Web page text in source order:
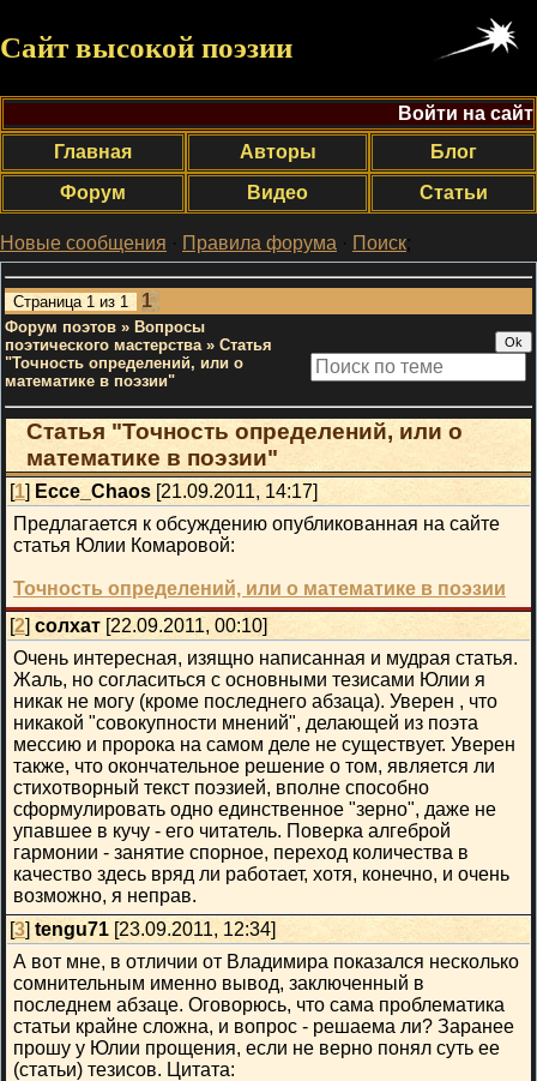
Сайт высокой поэзии
Войти на сайт
Главная
Авторы
Блог
Форум
Видео Статьи
Новые сообщения · Правила форума · Поиск;
Страница 1 из 1 1
Форум поэтов » Вопросы
поэтического мастерства » Статья
"Точность определений, или о
математике в поэзии"
Статья "Точность определений, или о
математике в поэзии"
[1] Ecce_Chaos [21.09.2011, 14:17]
Предлагается к обсуждению опубликованная на сайте
статья Юлии Комаровой:
Точность определений, или о математике в поэзии
[2] солхат [22.09.2011, 00:10]
Очень интересная, изящно написанная и мудрая статья.
Жаль, но согласиться с основными тезисами Юлии я
никак не могу (кроме последнего абзаца). Уверен , что
никакой "совокупности мнений", делающей из поэта
мессию и пророка на самом деле не существует. Уверен
также, что окончательное решение о том, является ли
стихотворный текст поэзией, вполне способно
сформулировать одно единственное "зерно", даже не
упавшее в кучу - его читатель. Поверка алгеброй
гармонии - занятие спорное, переход количества в
качество здесь вряд ли работает, хотя, конечно, и очень
возможно, я неправ.
[3] tengu71 [23.09.2011, 12:34]
А вот мне, в отличии от Владимира показался несколько
сомнительным именно вывод, заключенный в
последнем абзаце. Оговорюсь, что сама проблематика
статьи крайне сложна, и вопрос - решаема ли? Заранее
прошу у Юлии прощения, если не верно понял суть ее
(статьи) тезисов. Цитата: